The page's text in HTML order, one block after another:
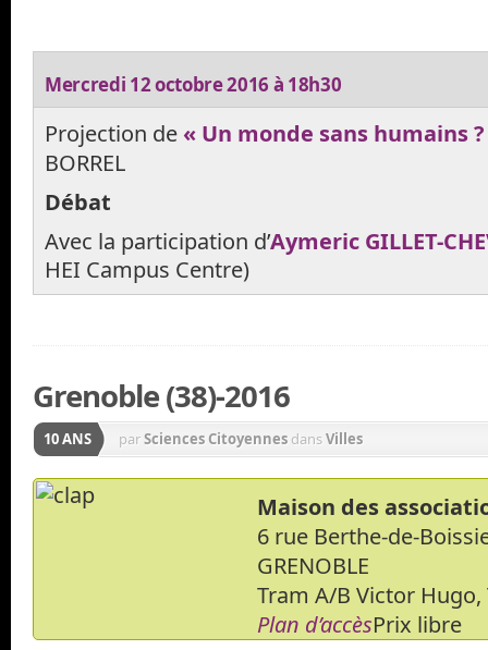
Mercredi 12 octobre 2016 à 18h30
Projection de « Un monde sans humains
BORREL
Débat
Avec la participation d’Aymeric GILLET-
HEI Campus Centre)
Grenoble (38)-2016
10 ANS parSciences Citoyennes dansVilles
Maison des
6 rue Berthe-de-
GRENOBLE
Tram A/B Victor
Plan d’accèsPrix libre